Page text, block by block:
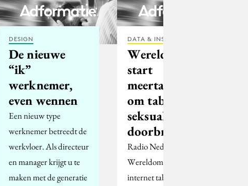
DESIGN
De nieuwe
“ik”
werknemer,
even wennen
Een nieuw type
werknemer betreedt de
werkvloer. Als directeur
en manager krijgt u te
maken met de generatie
DATA & INSIGHTS
Wereldomroep
start
meertalige site
om taboes
seksualiteit te
doorbreken
Radio Nederland
Wereldomroep wil via
internet taboes over